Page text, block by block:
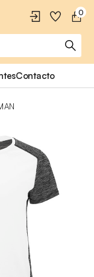
0
Contacto